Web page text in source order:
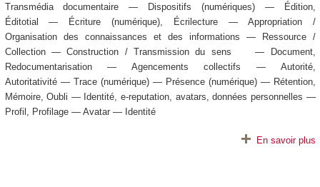
Transmédia documentaire — Dispositifs (numériques) — Édition,
Éditotial — Écriture (numérique), Écrilecture — Appropriation /
Organisation des connaissances et des informations — Ressource /
Collection — Construction / Transmission du sens — Document,
Redocumentarisation — Agencements collectifs — Autorité,
Autoritativité — Trace (numérique) — Présence (numérique) — Rétention,
Mémoire, Oubli — Identité, e-reputation, avatars, données personnelles —
Profil, Profilage — Avatar — Identité
En savoir plus